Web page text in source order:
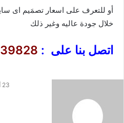
أو للتعرف على اسعار تصمَيم اى
خلال جودة عاليه وغير ذلك
اتصل بنا على :
23 أغسطس، 2025